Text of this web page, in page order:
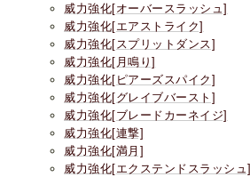
威力強化[オーバースラッシュ]
威力強化[エアストライク]
威力強化[スプリットダンス]
威力強化[月鳴り]
威力強化[ピアーズスパイク]
威力強化[グレイブバースト]
威力強化[ブレードカーネイジ]
威力強化[連撃]
威力強化[満月]
威力強化[エクステンドスラッシュ]